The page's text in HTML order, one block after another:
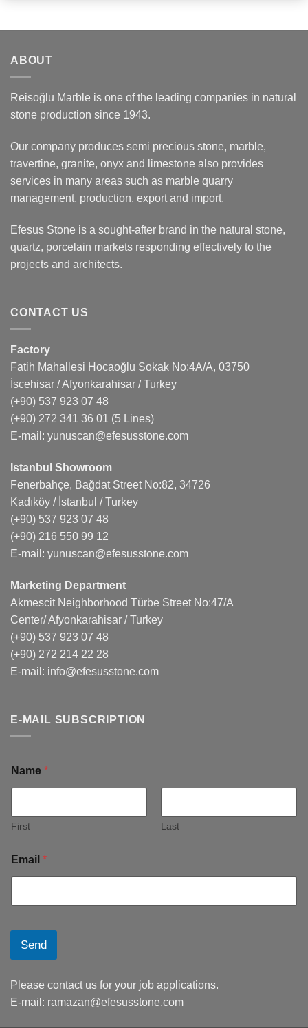
ABOUT
Reisoğlu Marble is one of the leading companies in natural
stone production since 1943.
Our company produces semi precious stone, marble,
travertine, granite, onyx and limestone also provides
services in many areas such as marble quarry
management, production, export and import.
Efesus Stone is a sought-after brand in the natural stone,
quartz, porcelain markets responding effectively to the
projects and architects.
CONTACT US
Factory
Fatih Mahallesi Hocaoğlu Sokak No:4A/A, 03750
İscehisar / Afyonkarahisar / Turkey
(+90) 537 923 07 48
(+90) 272 341 36 01 (5 Lines)
E-mail: yunuscan@efesusstone.com
Istanbul Showroom
Fenerbahçe, Bağdat Street No:82, 34726
Kadıköy / İstanbul / Turkey
(+90) 537 923 07 48
(+90) 216 550 99 12
E-mail: yunuscan@efesusstone.com
Marketing Department
Akmescit Neighborhood Türbe Street No:47/A
Center/ Afyonkarahisar / Turkey
(+90) 537 923 07 48
(+90) 272 214 22 28
E-mail: info@efesusstone.com
E-MAIL SUBSCRIPTION
Name *
First Last
Email *
Send
Please contact us for your job applications.
E-mail: ramazan@efesusstone.com